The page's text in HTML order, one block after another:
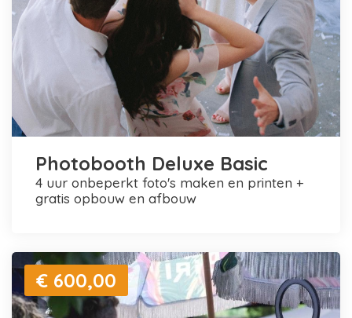
Photobooth Deluxe Basic
4 uur onbeperkt foto's maken en printen +
gratis opbouw en afbouw
€ 600,00